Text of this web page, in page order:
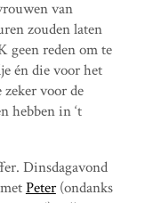
van
zouden laten
geen reden om te
én die voor het
zeker voor de
hebben in ‘t
Dinsdagavond
Peter(ondanks